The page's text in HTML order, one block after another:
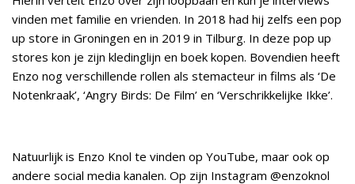
vinden met familie en vrienden. In 2018 had hij zelfs een pop
up store in Groningen en in 2019 in Tilburg. In deze pop up
stores kon je zijn kledinglijn en boek kopen. Bovendien heeft
Enzo nog verschillende rollen als stemacteur in films als ‘De
Notenkraak’, ‘Angry Birds: De Film’ en ‘Verschrikkelijke Ikke’.
Natuurlijk is Enzo Knol te vinden op YouTube, maar ook op
andere social media kanalen. Op zijn Instagram @enzoknol